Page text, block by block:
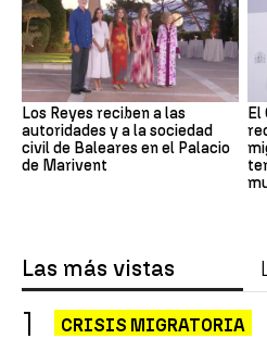
Los Reyes reciben a las
autoridades y a la sociedad
civil de Baleares en el Palacio
de Marivent
Las más vistas
CRISIS MIGRATORIA